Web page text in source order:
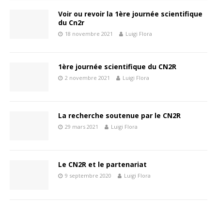
Voir ou revoir la 1ère journée scientifique
du Cn2r
18 novembre 2021 Luigi Flora
1ère journée scientifique du CN2R
2 novembre 2021 Luigi Flora
La recherche soutenue par le CN2R
29 mars 2021 Luigi Flora
Le CN2R et le partenariat
9 septembre 2020 Luigi Flora